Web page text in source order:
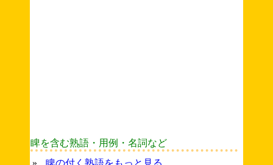
睥を含む熟語・用例・名詞など
»
睥の付く熟語をもっと見る